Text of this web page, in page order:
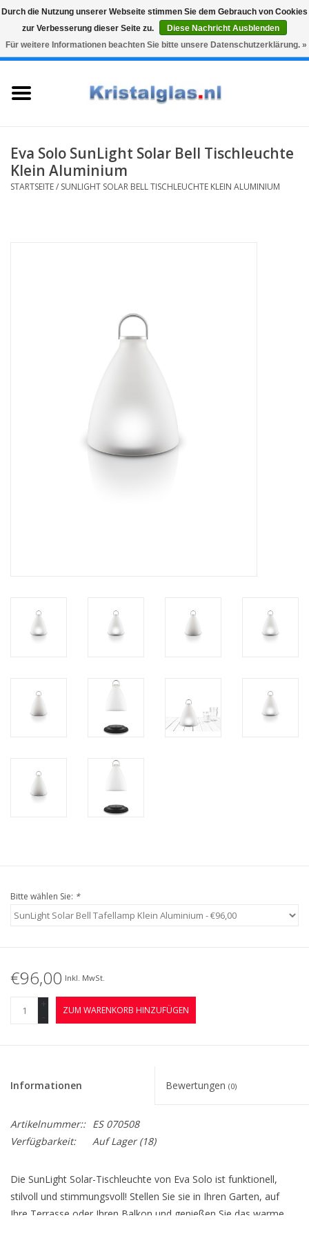
Snelle levering
Graveren
0 Artikel - €0,00
Karaffen
Glasgravur fur karaffe und
Eva Solo SunLight Solar Bell Tischleuchte
Klein Aluminium
STARTSEITE/ SUNLIGHT SOLAR BELL TISCHLEUCHTE KLEIN ALUMINIUM
Bitte wählen Sie: *
€96,00 Inkl. MwSt.
+
-
ZUM WARENKORB HINZUFÜGEN
Informationen Bewertungen (0)
Artikelnummer:: ES 070508
Verfügbarkeit:
Auf Lager(18)
Die SunLight Solar-Tischleuchte von Eva Solo ist funktionell,
stilvoll und stimmungsvoll! Stellen Sie sie in Ihren Garten, auf
Ihre Terrasse oder Ihren Balkon und genießen Sie das warme
Durch die Nutzung unserer Webseite stimmen Sie dem Gebrauch von Cookies
zur Verbesserung dieser Seite zu.
Diese Nachricht Ausblenden
Für weitere Informationen beachten Sie bitte unsere Datenschutzerklärung. »